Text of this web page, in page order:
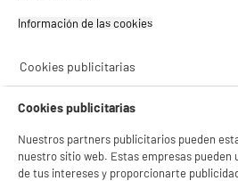
★★★★★
★★★★★
4/5(1)
compare_product
Cortadora pelo
Autonomía :
19
Información de las cookies‎
Cookies publicitarias
Cookies publicitarias
Nuestros partners publicitarios pueden
nuestro sitio web. Estas empresas
de tus intereses y proporcionarte